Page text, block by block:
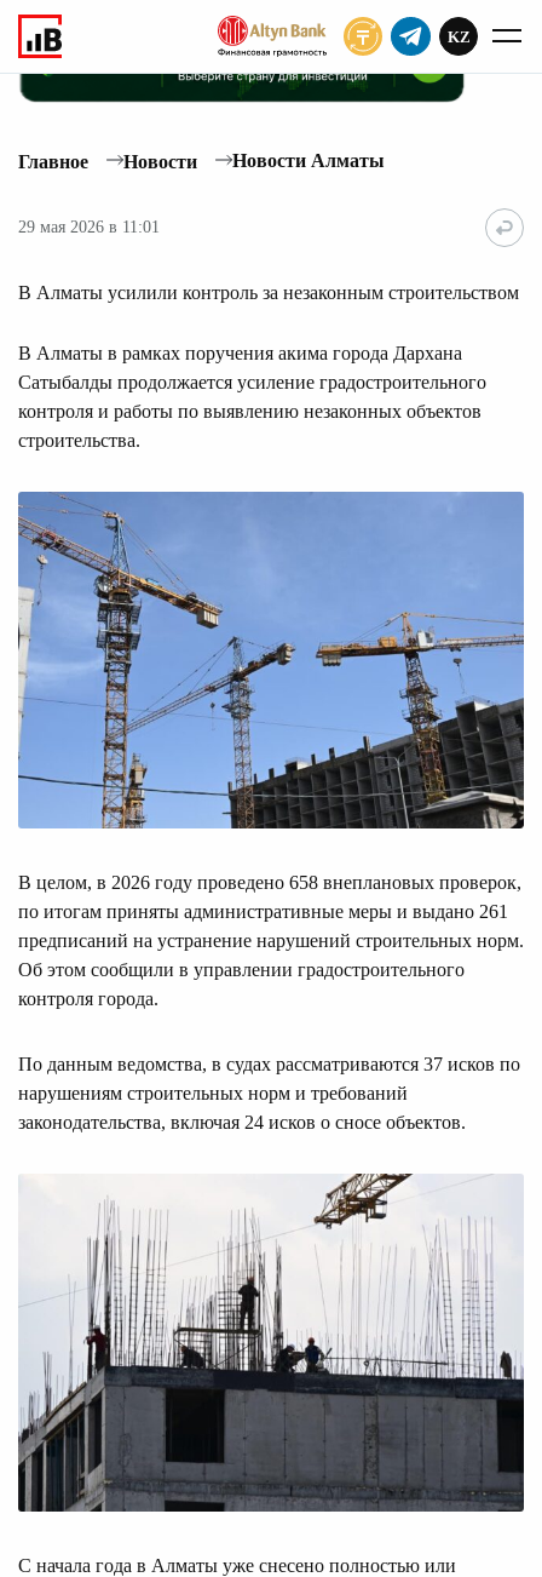
KZ
Главное Новости Новости Алматы
29 мая 2026 в 11:01
В Алматы усилили контроль за незаконным строительством
В Алматы в рамках поручения акима города Дархана
Сатыбалды продолжается усиление градостроительного
контроля и работы по выявлению незаконных объектов
строительства.
В целом, в 2026 году проведено 658 внеплановых проверок,
по итогам приняты административные меры и выдано 261
предписаний на устранение нарушений строительных норм.
Об этом сообщили в управлении градостроительного
контроля города.
По данным ведомства, в судах рассматриваются 37 исков по
нарушениям строительных норм и требований
законодательства, включая 24 исков о сносе объектов.
С начала года в Алматы уже снесено полностью или